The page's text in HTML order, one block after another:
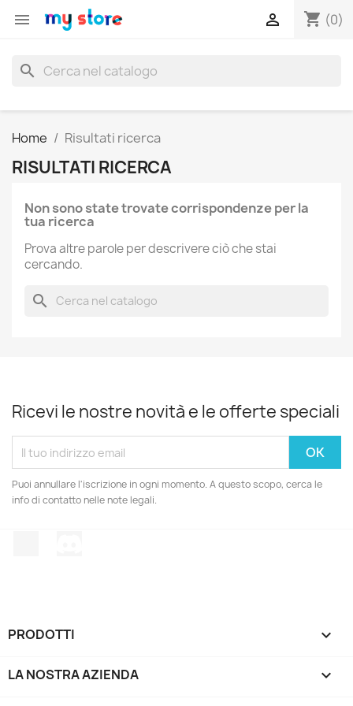
 shopping_cart (0)

search
Home Risultati ricerca
RISULTATI RICERCA
Non sono state trovate corrispondenze per la
tua ricerca
Prova altre parole per descrivere ciò che stai
cercando.
search
Ricevi le nostre novità e le offerte speciali
Puoi annullare l'iscrizione in ogni momento. A questo scopo, cerca le
info di contatto nelle note legali.
PRODOTTI 
LA NOSTRA AZIENDA 